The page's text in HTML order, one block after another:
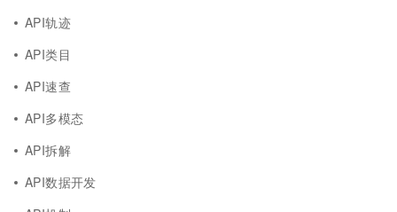
API轨迹
API类目
API速查
API多模态
API拆解
API数据开发